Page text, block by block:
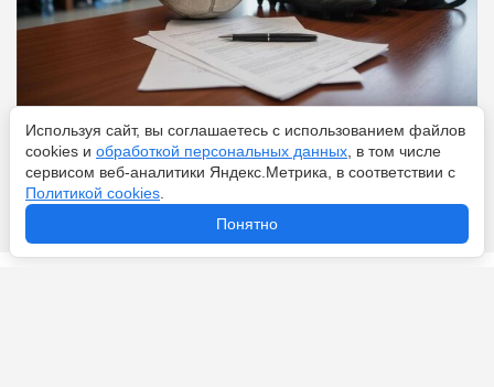
Перейти 6 августа 2026
Используя сайт, вы соглашаетесь с использованием файлов
cookies и обработкой персональных данных , в том числе
сервисом веб-аналитики Яндекс.Метрика, в соответствии с
Политикой cookies
Понятно